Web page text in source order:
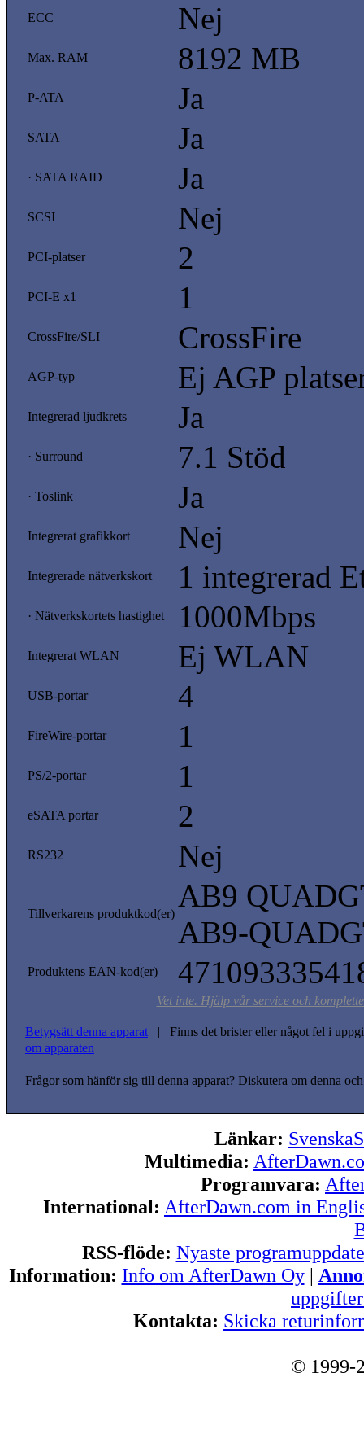
ECC Nej
Max. RAM 8192 MB
P-ATA Ja
SATA Ja
· SATA RAID Ja
SCSI Nej
PCI-platser 2
PCI-E x1 1
CrossFire/SLI CrossFire
AGP-typ Ej AGP
Integrerad ljudkrets Ja
· Surround 7.1 Stöd
· Toslink Ja
Integrerat grafikkort Nej
Integrerade nätverkskort 1 integrerad
· Nätverkskortets hastighet 1000Mbps
Integrerat WLAN Ej WLAN
USB-portar 4
FireWire-portar 1
PS/2-portar 1
eSATA portar 2
RS232 Nej
Tillverkarens produktkod(er)
AB9
AB9-
Produktens EAN-kod(er)
Vet inte. Hjälp vår service och
Betygsätt denna apparat | Finns det brister eller något fel i
om apparaten
Frågor som hänför sig till denna apparat? Diskutera om denna
Länkar:
Multimedia:
Programvara:
International: AfterDawn.com in
RSS-flöde: Nyaste
Information: Info om AfterDawn Oy|
Kontakta: Skicka
© 1999-